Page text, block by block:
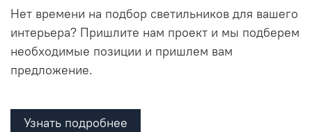
Нет времени на подбор светильников для вашего
интерьера? Пришлите нам проект и мы подберем
необходимые позиции и пришлем вам
предложение.
Узнать подробнее